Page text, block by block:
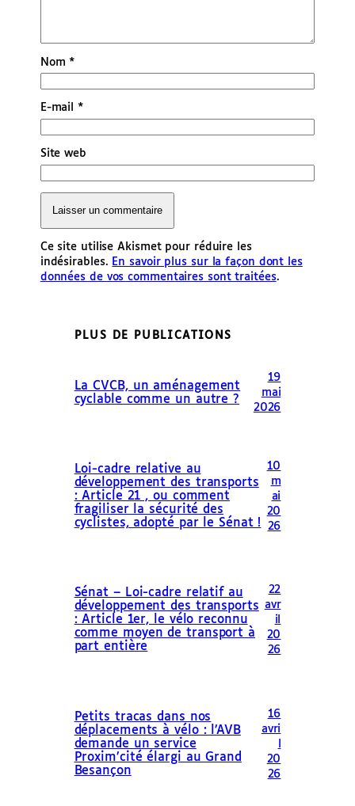
Nom*
E-mail*
Site web
Ce site utilise Akismet pour réduire les
indésirables. En savoir plus sur la façon dont les
données de vos commentaires sont traitées.
PLUS DE PUBLICATIONS
La CVCB, un aménagement
cyclable comme un autre ?
19
mai
2026
Loi-cadre relative au
développement des transports
: Article 21 , ou comment
fragiliser la sécurité des
cyclistes, adopté par le Sénat !
10
m
ai
20
26
Sénat – Loi-cadre relatif au
développement des transports
: Article 1er, le vélo reconnu
comme moyen de transport à
part entière
22
avr
il
20
26
Petits tracas dans nos
déplacements à vélo : l’AVB
demande un service
Proxim’cité élargi au Grand
Besançon
16
avri
20
26